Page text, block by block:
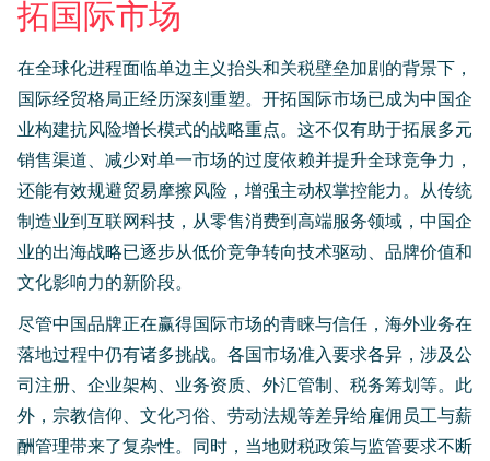
拓国际市场
​在全球化进程面临单边主义抬头和关税壁垒加剧的背景下，
国际经贸格局正经历深刻重塑。开拓国际市场已成为中国企
业构建抗风险增长模式的战略重点。这不仅有助于拓展多元
销售渠道、减少对单一市场的过度依赖并提升全球竞争力，
还能有效规避贸易摩擦风险，增强主动权掌控能力。从传统
制造业到互联网科技，从零售消费到高端服务领域，中国企
业的出海战略已逐步从低价竞争转向技术驱动、品牌价值和
文化影响力的新阶段。
尽管中国品牌正在赢得国际市场的青睐与信任，海外业务在
落地过程中仍有诸多挑战。各国市场准入要求各异，涉及公
司注册、企业架构、业务资质、外汇管制、税务筹划等。此
外，宗教信仰、文化习俗、劳动法规等差异给雇佣员工与薪
酬管理带来了复杂性。同时，当地财税政策与监管要求不断